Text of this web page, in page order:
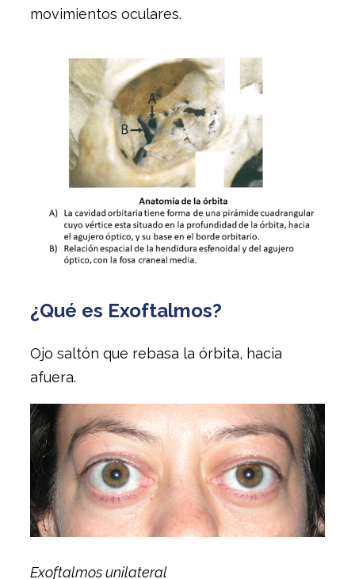
movimientos oculares.
¿Qué es Exoftalmos?
Ojo saltón que rebasa la órbita, hacia
afuera.
Exoftalmos unilateral